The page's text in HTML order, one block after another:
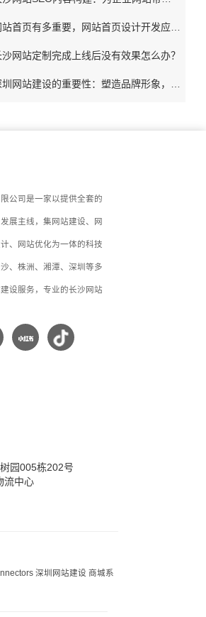
沙网站定制完成上线后没有效果怎么办？
公司是一家以提供全套的
展主线，集网站建设、网
、网站优化为一体的科技
、株洲、湘潭、深圳等多
设服务，专业的长沙网站
园005栋202号
流中心
深圳网站建设 商城系